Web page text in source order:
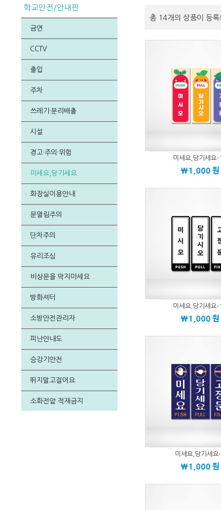
학교안전/안내판
금연
CCTV
출입
주차
쓰레기·분리배출
시설
경고·주의·위험
미세요,당기세요
화장실이용안내
문열림주의
단차주의
유리조심
비상문을 막지마세요
방화셔터
소방안전관리자
피난안내도
승강기안전
뛰지말고걸어요
소화전앞 적재금지
총 14개의 상품이 등
미세요,당기세요
\1,000원
미세요,당기세요
\1,000원
미세요,당기세요
\1,000원